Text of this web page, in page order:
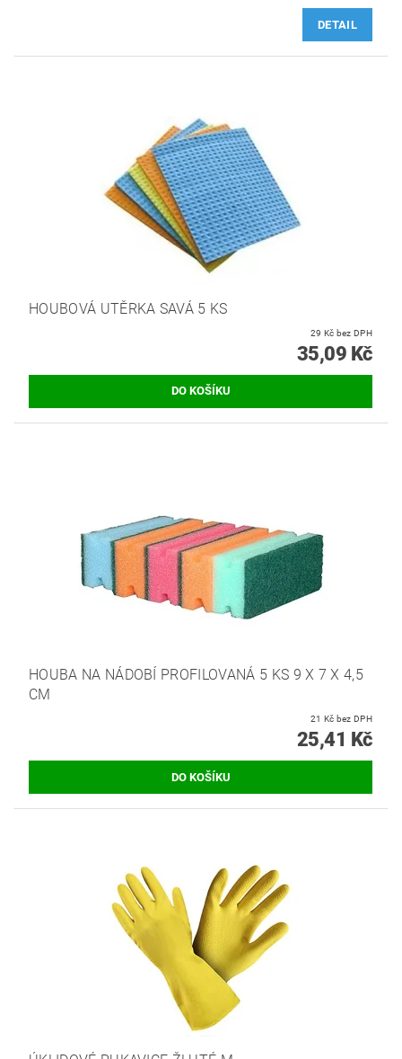
DETAIL
HOUBOVÁ UTĚRKA SAVÁ 5 KS
29 Kč bez DPH
35,09 Kč
HOUBA NA NÁDOBÍ PROFILOVANÁ 5 KS 9 X 7 X 4,5
CM
21 Kč bez DPH
25,41 Kč